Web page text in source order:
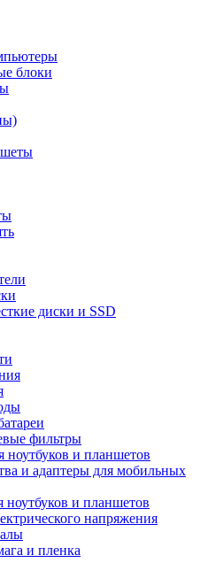
блоки
диски и SSD
фильтры
ноутбуков и планшетов
и адаптеры для мобильных
ноутбуков и планшетов
напряжения
и пленка